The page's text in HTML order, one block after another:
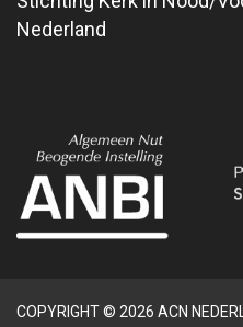
Nederland
COPYRIGHT © 2026 ACN